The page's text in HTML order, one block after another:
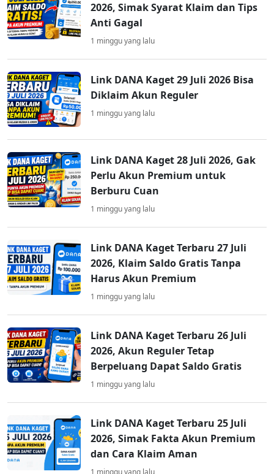
2026, Simak Syarat Klaim dan Tips
Anti Gagal
1 minggu yang lalu
Link DANA Kaget 29 Juli 2026 Bisa
Diklaim Akun Reguler
1 minggu yang lalu
Link DANA Kaget 28 Juli 2026, Gak
Perlu Akun Premium untuk
Berburu Cuan
1 minggu yang lalu
Link DANA Kaget Terbaru 27 Juli
2026, Klaim Saldo Gratis Tanpa
Harus Akun Premium
1 minggu yang lalu
Link DANA Kaget Terbaru 26 Juli
2026, Akun Reguler Tetap
Berpeluang Dapat Saldo Gratis
1 minggu yang lalu
Link DANA Kaget Terbaru 25 Juli
2026, Simak Fakta Akun Premium
dan Cara Klaim Aman